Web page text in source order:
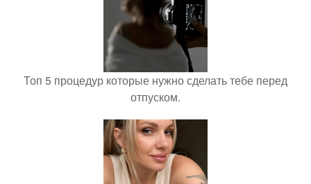
Топ 5 процедур которые нужно сделать тебе перед
отпуском.